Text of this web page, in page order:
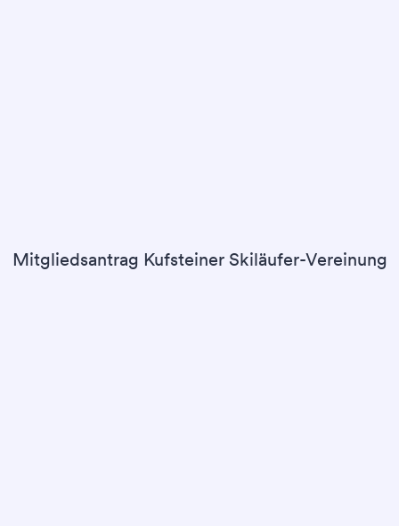
Mitgliedsantrag Kufsteiner Skiläufer-Vereinung